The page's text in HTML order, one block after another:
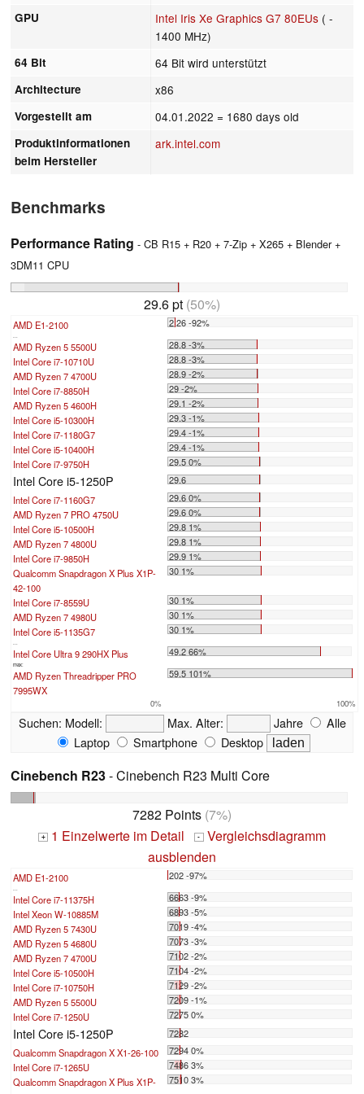
GPU Intel Iris Xe Graphics G7 80EUs ( -
1400 MHz)
64 Bit 64 Bit wird unterstützt
Architecture x86
Vorgestellt am 04.01.2022 = 1680 days old
Produktinformationen
beim Hersteller
ark.intel.com
Benchmarks
Performance Rating - CB R15 + R20 + 7-Zip + X265 + Blender +
3DM11 CPU
29.6 pt (50%)
AMD E1-2100 2.26 -92%
AMD Ryzen 5 5500U
28.8 -3%
Intel Core i7-10710U
28.8 -3%
AMD Ryzen 7 4700U
28.9 -2%
Intel Core i7-8850H
29 -2%
AMD Ryzen 5 4600H
29.1 -2%
Intel Core i5-10300H
29.3 -1%
Intel Core i7-1180G7
29.4 -1%
Intel Core i5-10400H
29.4 -1%
Intel Core i7-9750H
29.5 0%
Intel Core i5-1250P
29.6
Intel Core i7-1160G7
29.6 0%
AMD Ryzen 7 PRO 4750U
29.6 0%
Intel Core i5-10500H
29.8 1%
AMD Ryzen 7 4800U
29.8 1%
Intel Core i7-9850H
29.9 1%
Qualcomm Snapdragon X Plus X1P-
42-100
30 1%
Intel Core i7-8559U
30 1%
AMD Ryzen 7 4980U
30 1%
Intel Core i5-1135G7
30 1%
Intel Core Ultra 9 290HX Plus 49.2 66%
max:
AMD Ryzen Threadripper PRO
7995WX
59.5 101%
0% 100%
Suchen: Modell: Max. Alter: Jahre
Alle
Laptop
Smartphone Desktop
Cinebench R23- Cinebench R23 Multi Core
7282 Points (7%)
+ 1 Einzelwerte im Detail - Vergleichsdiagramm
ausblenden
AMD E1-2100 202 -97%
...
Intel Core i7-11375H
6663 -9%
Intel Xeon W-10885M
6893 -5%
AMD Ryzen 5 7430U
7019 -4%
AMD Ryzen 5 4680U
7073 -3%
AMD Ryzen 7 4700U
7102 -2%
Intel Core i5-10500H
7104 -2%
Intel Core i7-10750H
7129 -2%
AMD Ryzen 5 5500U
7209 -1%
Intel Core i7-1250U
7275 0%
Intel Core i5-1250P
7282
Qualcomm Snapdragon X X1-26-100
7294 0%
Intel Core i7-1265U
7486 3%
Qualcomm Snapdragon X Plus X1P-
7510 3%